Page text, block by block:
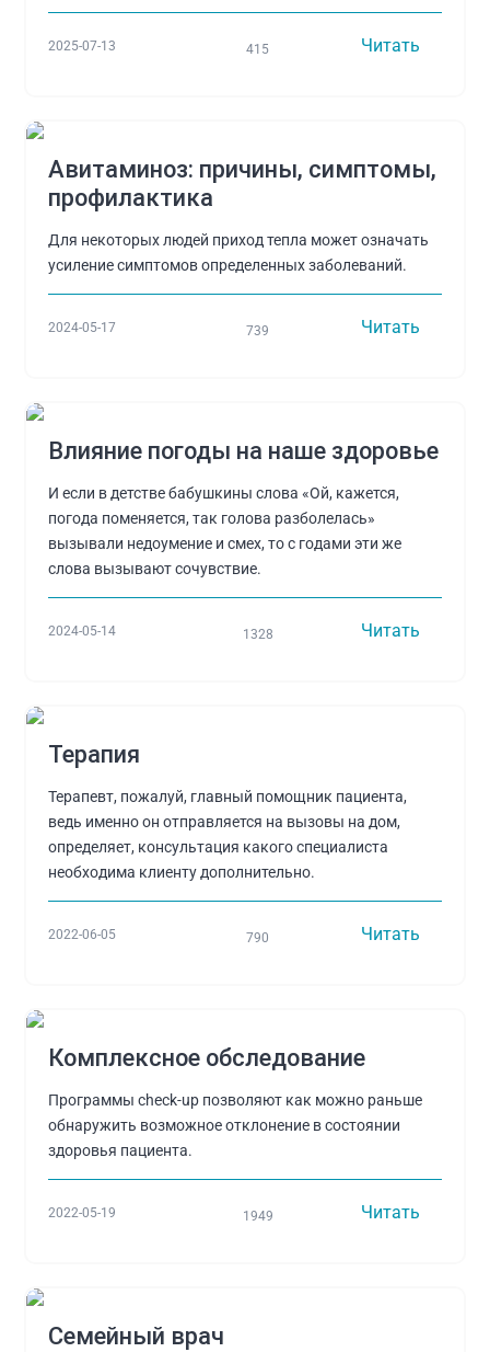
2025-07-13 415 Читать
Авитаминоз: причины, симптомы,
профилактика
Для некоторых людей приход тепла может означать
усиление симптомов определенных заболеваний.
2024-05-17 739 Читать
Влияние погоды на наше здоровье
И если в детстве бабушкины слова «Ой, кажется,
погода поменяется, так голова разболелась»
вызывали недоумение и смех, то с годами эти же
слова вызывают сочувствие.
2024-05-14 1328 Читать
Терапия
Терапевт, пожалуй, главный помощник пациента,
ведь именно он отправляется на вызовы на дом,
определяет, консультация какого специалиста
необходима клиенту дополнительно.
2022-06-05 790 Читать
Комплексное обследование
Программы check-up позволяют как можно раньше
обнаружить возможное отклонение в состоянии
здоровья пациента.
2022-05-19 1949 Читать
Семейный врач